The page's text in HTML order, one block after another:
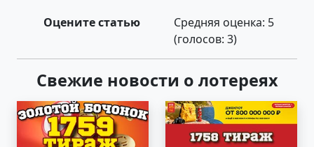
Оцените статью Средняя оценка: 5
(голосов: 3)
Свежие новости о лотереях